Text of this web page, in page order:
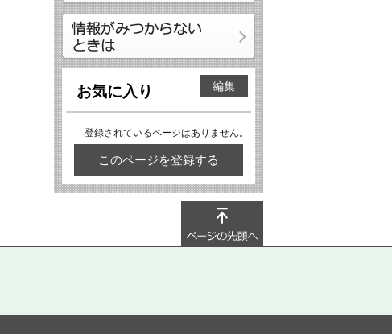
お気に入り 編集
登録されているページはありません。
このページを登録する